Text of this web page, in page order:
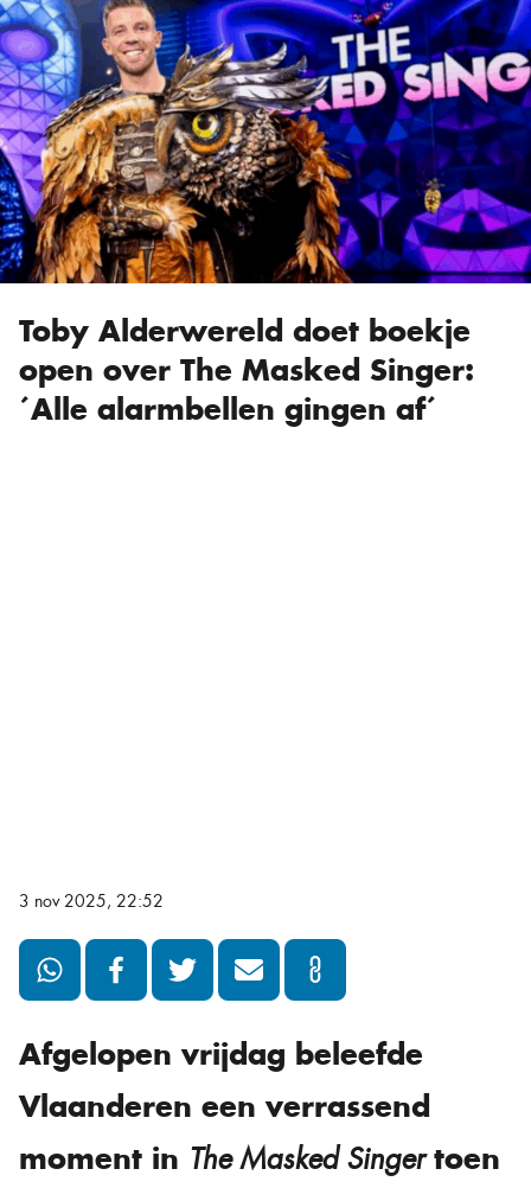
Toby Alderwereld doet boekje
open over The Masked Singer:
´Alle alarmbellen gingen af´
3 nov 2025, 22:52
Afgelopen vrijdag beleefde
Vlaanderen een verrassend
moment in The Masked Singertoen